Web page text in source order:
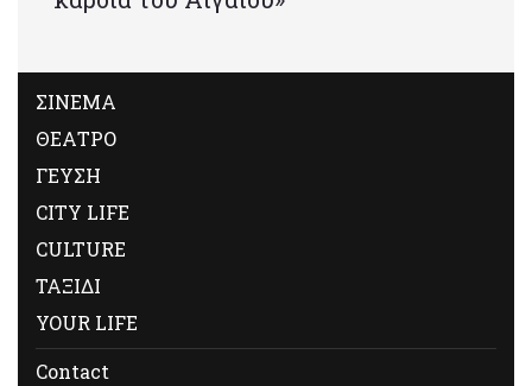
ΣΙΝΕΜΑ
ΘΕΑΤΡΟ
ΓΕΥΣΗ
CITY LIFE
CULTURE
ΤΑΞΙΔΙ
YOUR LIFE
Contact